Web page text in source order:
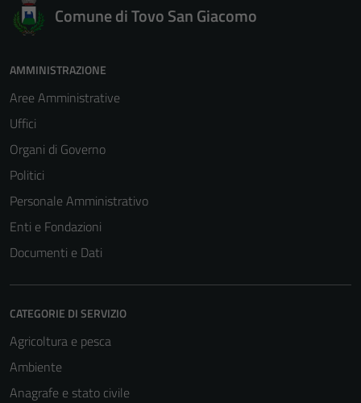
Comune di Tovo San Giacomo
AMMINISTRAZIONE
Aree Amministrative
Uffici
Organi di Governo
Politici
Personale Amministrativo
Enti e Fondazioni
Documenti e Dati
CATEGORIE DI SERVIZIO
Agricoltura e pesca
Ambiente
Anagrafe e stato civile